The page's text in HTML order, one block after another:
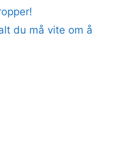
du må vite om å